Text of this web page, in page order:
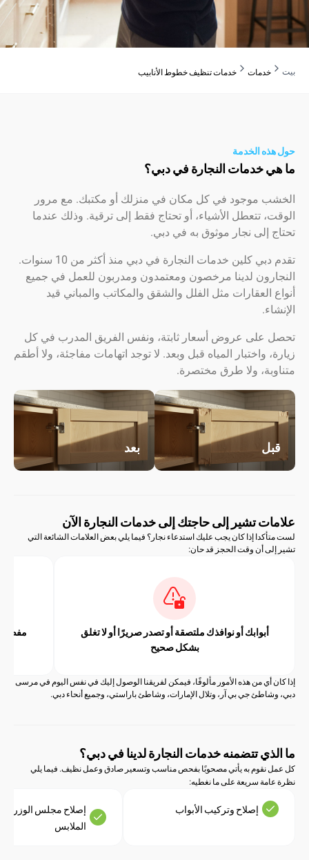
خدمات خدمات تنظيف خطوط الأنابيب
الخدمة
خدمات النجارة في دبي؟
موجود في كل مكان في منزلك أو مكتبك. مع مرور
تتعطل الأشياء، أو تحتاج فقط إلى ترقية. وذلك عندما
إلى نجار موثوق به في دبي.
تقدم دبي كلين خدمات النجارة في دبي منذ أكثر من 10 سنوات.
لدينا مرخصون ومعتمدون ومدربون للعمل في جميع
العقارات مثل الفلل والشقق والمكاتب والمباني قيد
عروض أسعار ثابتة، ونفس الفريق المدرب في كل
واختبار المياه قبل وبعد. لا توجد اتهامات مفاجئة، ولا أطقم
ولا طرق مختصرة.
تشير إلى حاجتك إلى خدمات النجارة الآن
إذا كان يجب عليك استدعاء نجار؟ فيما يلي بعض العلامات الشائعة التي
أن وقت الحجز قد حان:
أبوابك أو نوافذك ملتصقة أو تصدر صريرًا أو لا تغلق
بشكل صحيح
مفصلات
أي من هذه الأمور مألوفًا، فيمكن لفريقنا الوصول إليك في نفس اليوم في مرسى
جي بي آر، وتلال الإمارات، وشاطئ باراستي، وجميع أنحاء دبي.
تتضمنه خدمات النجارة لدينا في دبي؟
به يأتي مصحوبًا بفحص مناسب وتسعير صادق وعمل نظيف. فيما يلي
سريعة على ما نغطيه:
إصلاح وتركيب الأبواب
إصلاح مجلس الوزراء وخزانة
الملابس